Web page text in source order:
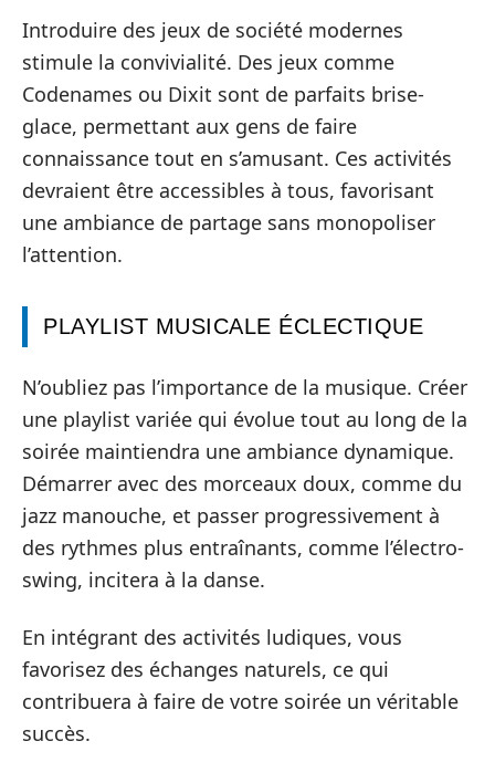
Introduire des jeux de société modernes
stimule la convivialité. Des jeux comme
Codenames ou Dixit sont de parfaits brise-
glace, permettant aux gens de faire
connaissance tout en s’amusant. Ces activités
devraient être accessibles à tous, favorisant
une ambiance de partage sans monopoliser
l’attention.
PLAYLIST MUSICALE ÉCLECTIQUE
N’oubliez pas l’importance de la musique. Créer
une playlist variée qui évolue tout au long de la
soirée maintiendra une ambiance dynamique.
Démarrer avec des morceaux doux, comme du
jazz manouche, et passer progressivement à
des rythmes plus entraînants, comme l’électro-
swing, incitera à la danse.
En intégrant des activités ludiques, vous
favorisez des échanges naturels, ce qui
contribuera à faire de votre soirée un véritable
succès.